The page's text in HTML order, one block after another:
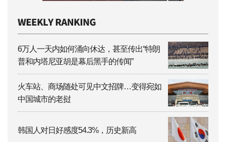
6万人一天内如何涌向休达，甚至传出“特朗
普和内塔尼亚胡是幕后黑手的传闻”
火车站、商场随处可见中文招牌…变得宛如
中国城市的老挝
韩国人对日好感度54.3%，历史新高